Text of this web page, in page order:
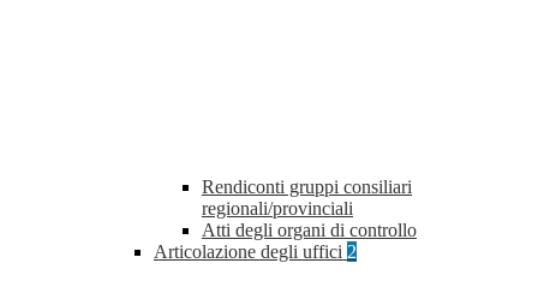
Rendiconti gruppi consiliari
regionali/provinciali
Atti degli organi di controllo
Articolazione degli uffici 2